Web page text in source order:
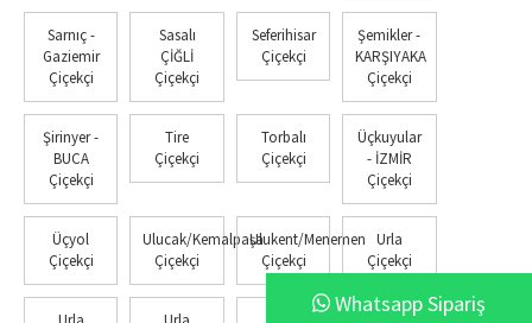
Sarnıç -
Gaziemir
Çiçekçi
Sasalı
ÇİĞLİ
Çiçekçi
Seferihisar
Çiçekçi
Şemikler -
KARŞIYAKA
Çiçekçi
Şirinyer -
BUCA
Çiçekçi
Tire
Çiçekçi
Torbalı
Çiçekçi
Üçkuyular
- İZMİR
Çiçekçi
Üçyol
Çiçekçi
Ulucak/Kemalpaşa
Çiçekçi
Ulukent/Menemen
Çiçekçi
Urla
Çiçekçi
Whatsapp Sipariş